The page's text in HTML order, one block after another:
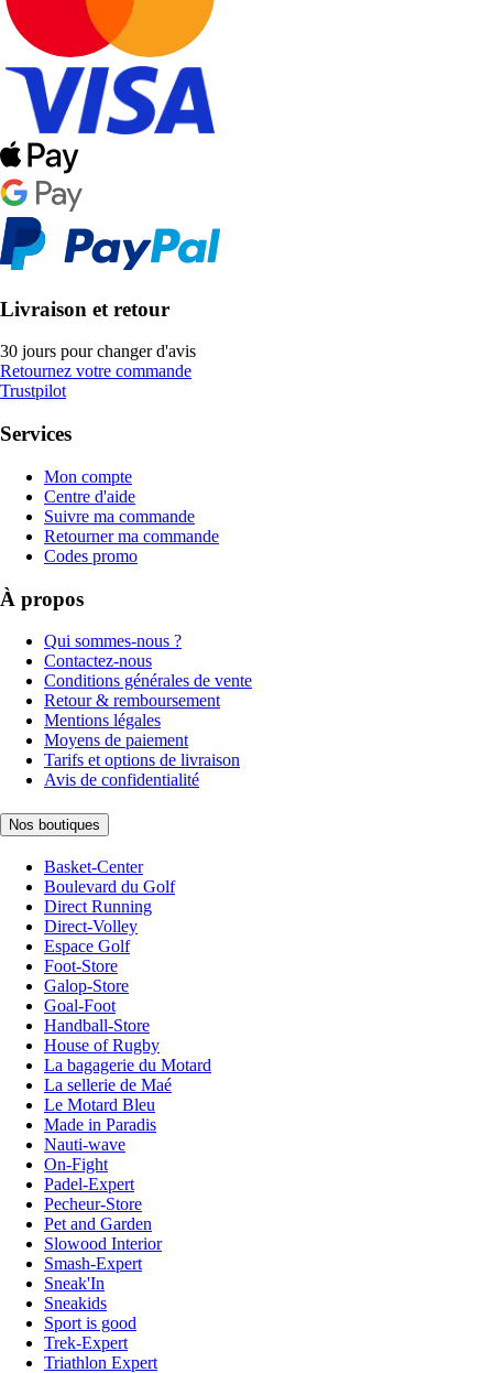
Livraison et retour
30 jours pour changer d'avis
Retournez votre commande
Trustpilot
Services
Mon compte
Centre d'aide
Suivre ma commande
Retourner ma commande
Codes promo
À propos
Qui sommes-nous ?
Contactez-nous
Conditions générales de vente
Retour & remboursement
Mentions légales
Moyens de paiement
Tarifs et options de livraison
Avis de confidentialité
Nos boutiques
Basket-Center
Boulevard du Golf
Direct Running
Direct-Volley
Espace Golf
Foot-Store
Galop-Store
Goal-Foot
Handball-Store
House of Rugby
La bagagerie du Motard
La sellerie de Maé
Le Motard Bleu
Made in Paradis
Nauti-wave
On-Fight
Padel-Expert
Pecheur-Store
Pet and Garden
Slowood Interior
Smash-Expert
Sneak'In
Sneakids
Sport is good
Trek-Expert
Triathlon Expert